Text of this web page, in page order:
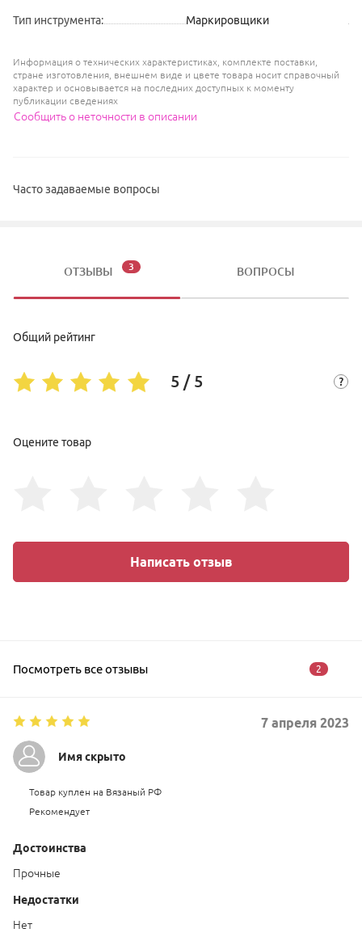
Тип инструмента: Маркировщики
Информация о технических характеристиках, комплекте поставки,
стране изготовления, внешнем виде и цвете товара носит справочный
характер и основывается на последних доступных к моменту
публикации сведениях
Сообщить о неточности в описании
Часто задаваемые вопросы
ОТЗЫВЫ 3 ВОПРОСЫ
Посмотреть все отзывы 2
Имя скрыто
7 апреля 2023
Товар куплен на Вязаный РФ
Рекомендует
Достоинства
Прочные
Недостатки
Нет
Общий рейтинг
5 / 5
Оцените товар
Написать отзыв